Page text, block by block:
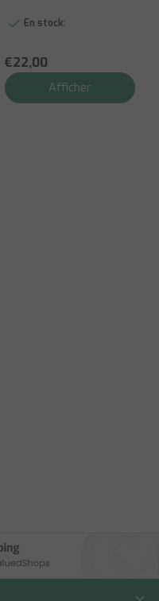
En stock:
€22,00
Afficher